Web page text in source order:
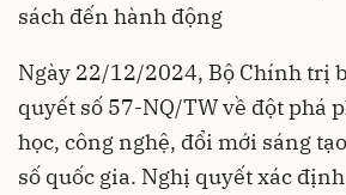
sách đến hành động
Ngày 22/12/2024, Bộ Chính trị
quyết số 57-NQ/TW về đột phá
học, công nghệ, đổi mới sáng
số quốc gia. Nghị quyết xác